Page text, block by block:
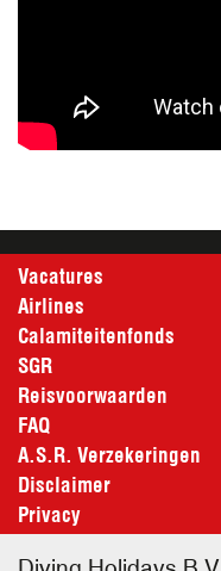
Vacatures
Airlines
Calamiteitenfonds
SGR
Reisvoorwaarden
FAQ
A.S.R. Verzekeringen
Disclaimer
Privacy